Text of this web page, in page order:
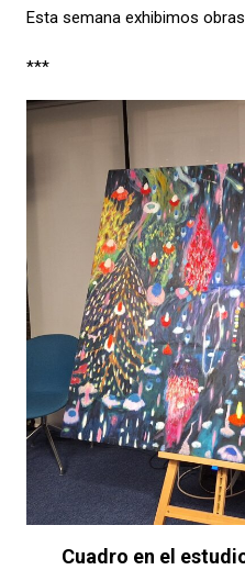
Esta semana exhibimos
***
Cuadro en el